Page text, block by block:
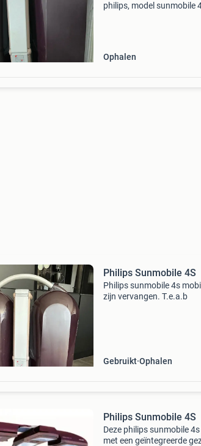
philips, model sunmobile
Ophalen
Philips Sunmobile 4S
Philips sunmobile 4s
zijn vervangen. T.e.a.b
Gebruikt Ophalen
Philips Sunmobile 4S
Deze philips sunmobile
met een geïntegreerde